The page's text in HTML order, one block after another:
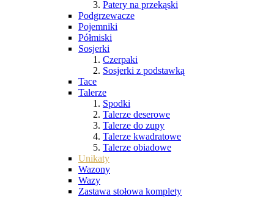
Patery na przekąski
Podgrzewacze
Pojemniki
Półmiski
Sosjerki
Czerpaki
Sosjerki z podstawką
Tace
Talerze
Spodki
Talerze deserowe
Talerze do zupy
Talerze kwadratowe
Talerze obiadowe
Unikaty
Wazony
Wazy
Zastawa stołowa komplety